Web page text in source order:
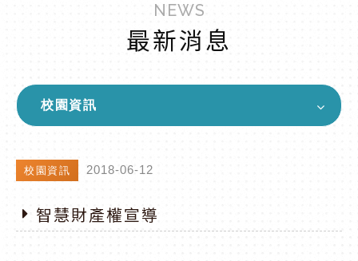
NEWS
最新消息
校園資訊
校園資訊 2018-06-12
智慧財產權宣導